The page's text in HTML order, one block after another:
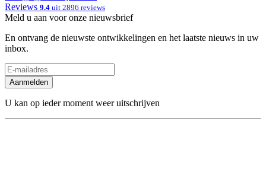
Reviews 9.4 uit 2896 reviews
Meld u aan voor onze nieuwsbrief
En ontvang de nieuwste ontwikkelingen en het laatste nieuws in uw
inbox.
Aanmelden
U kan op ieder moment weer uitschrijven